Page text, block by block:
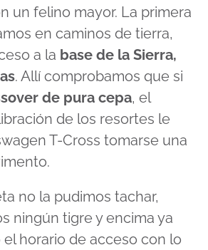
un felino mayor. La primera
en caminos de tierra,
a la base de la Sierra,
. Allí comprobamos que si
de pura cepa, el
de los resortes le
T-Cross tomarse una
no la pudimos tachar,
ningún tigre y encima ya
el horario de acceso con lo